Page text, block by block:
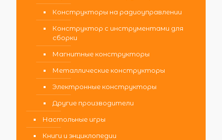
Конструкторы на радиоуправлении
Конструктор с инструментами для
сборки
Магнитные конструкторы
Металлические конструкторы
Электронные конструкторы
Другие производители
Настольные игры
Книги и энциклопедии